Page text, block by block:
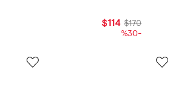
$170
$114
-%30